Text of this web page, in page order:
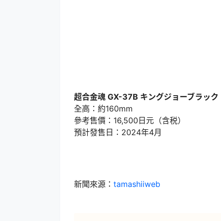
超合金魂 GX-37B キングジョーブラック
全高：約160mm
參考售價：16,500日元（含税）
預計發售日：2024年4月
新聞來源： tamashiiweb